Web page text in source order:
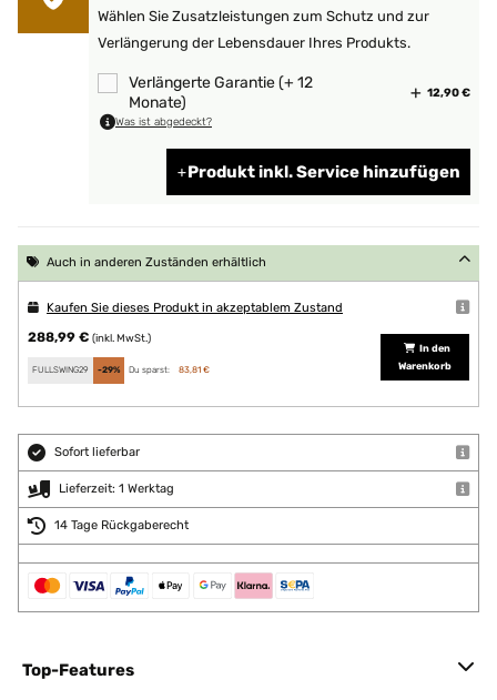
Wählen Sie Zusatzleistungen zum Schutz und zur
Verlängerung der Lebensdauer Ihres Produkts.
Verlängerte Garantie (+ 12
Monate)
12,90 €
Was ist abgedeckt?
Produkt inkl. Service hinzufügen
Auch in anderen Zuständen erhältlich
Kaufen Sie dieses Produkt in akzeptablem Zustand
288,99 € (inkl. MwSt.)
FULLSWING29 -29% Du sparst: 83,81 €
In den
Warenkorb
Sofort lieferbar
Lieferzeit: 1 Werktag
14 Tage Rückgaberecht
Top-Features